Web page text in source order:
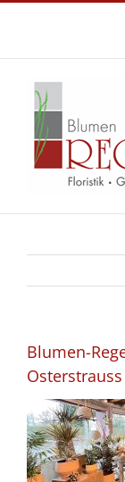
Zum
Blumen-
Osterstrauss